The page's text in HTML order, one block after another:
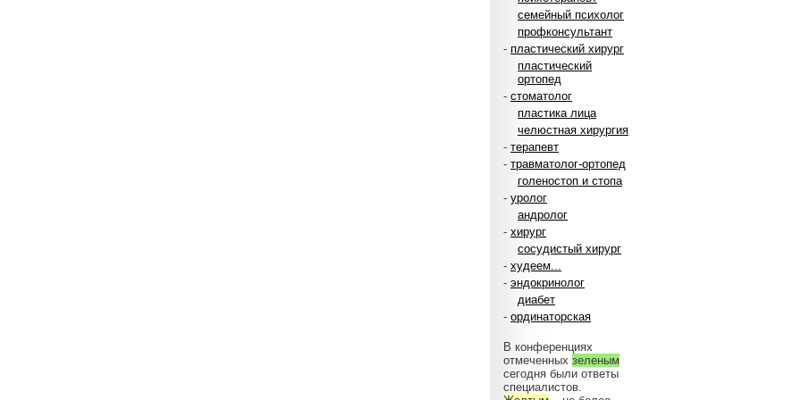
семейный психолог
профконсультант
- пластический хирург
пластический
ортопед
- стоматолог
пластика лица
челюстная хирургия
- терапевт
- травматолог-ортопед
голеностоп и стопа
- уролог
андролог
- хирург
сосудистый хирург
- худеем...
- эндокринолог
диабет
- ординаторская
В конференциях
отмеченных зеленым
сегодня были ответы
специалистов.